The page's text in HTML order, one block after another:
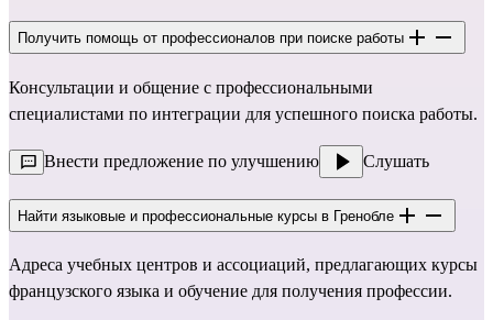
Получить помощь от профессионалов при поиске работы
Консультации и общение с профессиональными
специалистами по интеграции для успешного поиска работы.
Внести предложение по улучшению Слушать
Найти языковые и профессиональные курсы в Гренобле
Адреса учебных центров и ассоциаций, предлагающих курсы
французского языка и обучение для получения профессии.